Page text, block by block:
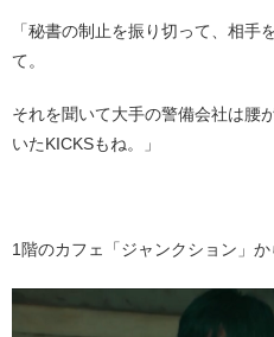
「秘書の制止を振り切って、相手
て。
それを聞いて大手の警備会社は腰
いたKICKSもね。」
1階のカフェ「ジャンクション」か